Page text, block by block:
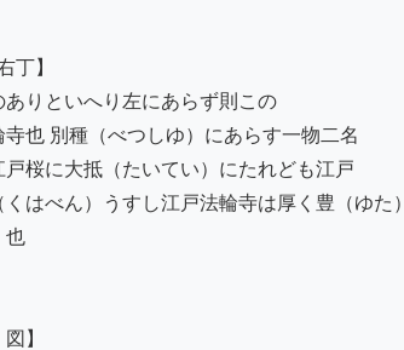
ありといへり左にあらず則この
寺也 別種（べつしゆ）にあらす一物二名
戸桜に大抵（たいてい）にたれども江戸
くはべん）うすし江戸法輪寺は厚く豊（ゆた）
也
】